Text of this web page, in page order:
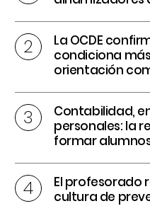
La OCDE
condiciona
orientación
Contabilidad,
personales: la
formar
El profesorado
cultura de